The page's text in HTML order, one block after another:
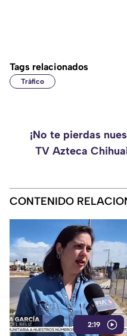
Tags relacionados
Tráfico
¡No te pierdas
TV Azteca
CONTENIDO
2:19